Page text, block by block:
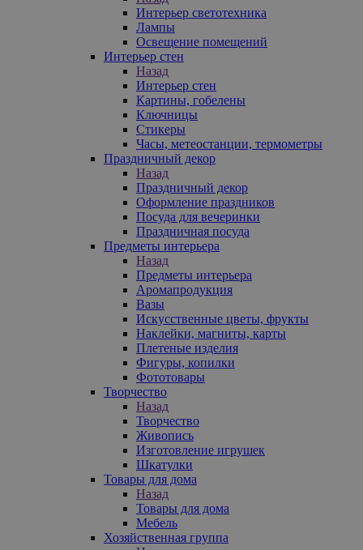
Интерьер светотехника
Лампы
Освещение помещений
Интерьер стен
Назад
Интерьер стен
Картины, гобелены
Ключницы
Стикеры
Часы, метеостанции, термометры
Праздничный декор
Назад
Праздничный декор
Оформление праздников
Посуда для вечеринки
Праздничная посуда
Предметы интерьера
Назад
Предметы интерьера
Аромапродукция
Вазы
Искусственные цветы, фрукты
Наклейки, магниты, карты
Плетеные изделия
Фигуры, копилки
Фототовары
Творчество
Назад
Творчество
Живопись
Изготовление игрушек
Шкатулки
Товары для дома
Назад
Товары для дома
Мебель
Хозяйственная группа